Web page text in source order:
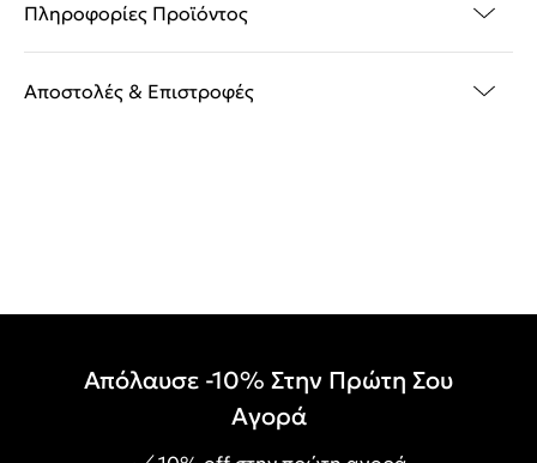
Πληροφορίες Προϊόντος
Αποστολές & Επιστροφές
Απόλαυσε -10% Στην Πρώτη Σου
Αγορά